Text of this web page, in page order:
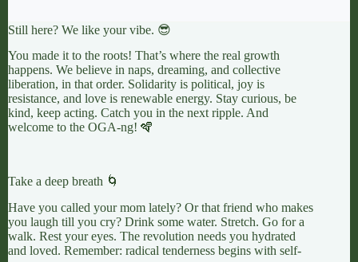
Still here? We like your vibe. 😎
You made it to the roots! That’s where the real growth
happens. We believe in naps, dreaming, and collective
liberation, in that order. Solidarity is political, joy is
resistance, and love is renewable energy. Stay curious, be
kind, keep acting. Catch you in the next ripple. And
welcome to the OGA-ng! 🪇
Take a deep breath 🌀
Have you called your mom lately? Or that friend who makes
you laugh till you cry? Drink some water. Stretch. Go for a
walk. Rest your eyes. The revolution needs you hydrated
and loved. Remember: radical tenderness begins with self-